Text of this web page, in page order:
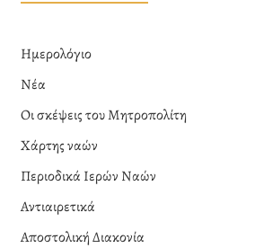
Ημερολόγιο
Νέα
Οι σκέψεις του Μητροπολίτη
Χάρτης ναών
Περιοδικά Ιερών Ναών
Αντιαιρετικά
Αποστολική Διακονία